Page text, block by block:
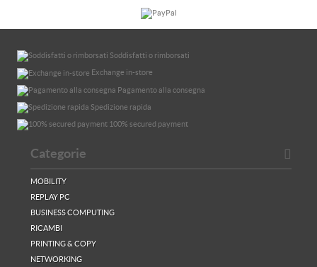
Soddisfatti o rimborsati
Exchange in-store
Pagamento alla consegna
Spedizione rapida
100% secured payment
Categorie
MOBILITY
REPLAY PC
BUSINESS COMPUTING
RICAMBI
PRINTING & COPY
NETWORKING